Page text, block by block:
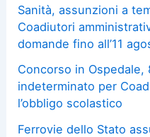
Sanità, assunzioni a
Coadiutori
domande fino all’11
Concorso in
indeterminato per
l’obbligo scolastico
Ferrovie dello Stato